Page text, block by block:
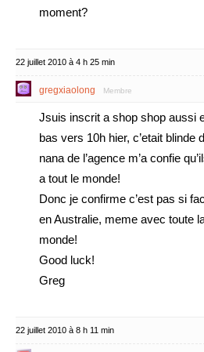
moment?
22 juillet 2010 à 4 h 25 min
gregxiaolong Membre
Jsuis inscrit a shop shop aussi
bas vers 10h hier, c’etait blinde
nana de l’agence m’a confie
a tout le monde!
Donc je confirme c’est pas si
en Australie, meme avec toute
monde!
Good luck!
Greg
22 juillet 2010 à 8 h 11 min